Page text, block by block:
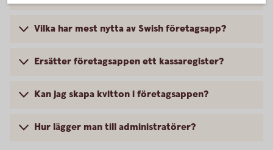
Vilka har mest nytta av Swish företagsapp?
Ersätter företagsappen ett kassaregister?
Kan jag skapa kvitton i företagsappen?
Hur lägger man till administratörer?